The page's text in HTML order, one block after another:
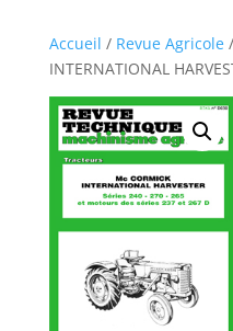
Accueil / Revue Agricole/
INTERNATIONAL